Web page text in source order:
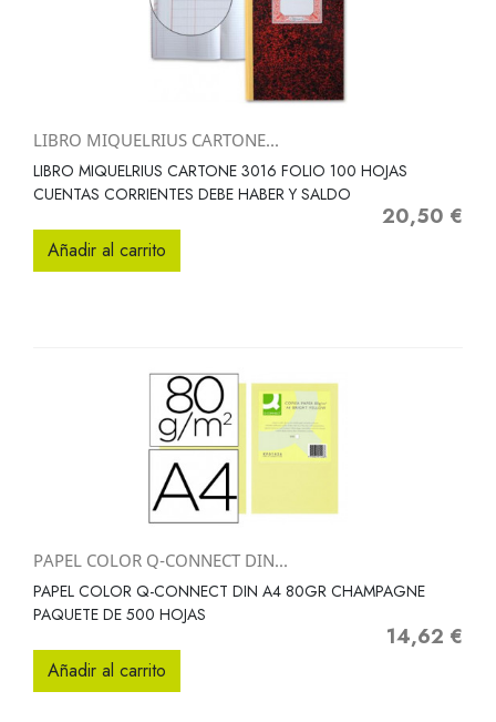
LIBRO MIQUELRIUS CARTONE...
LIBRO MIQUELRIUS CARTONE 3016 FOLIO 100 HOJAS
CUENTAS CORRIENTES DEBE HABER Y SALDO
Precio
20,50 €
Añadir al carrito
PAPEL COLOR Q-CONNECT DIN...
PAPEL COLOR Q-CONNECT DIN A4 80GR CHAMPAGNE
PAQUETE DE 500 HOJAS
Precio
14,62 €
Añadir al carrito